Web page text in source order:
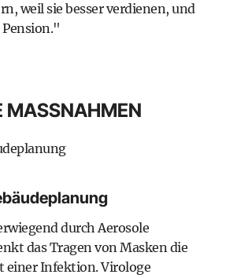
weil sie besser verdienen, und
MASSNAHMEN
durch Aerosole
das Tragen von Masken die
einer Infektion. Virologe